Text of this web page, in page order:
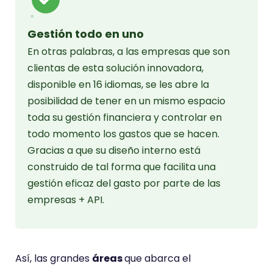
Gestión todo en uno
En otras palabras, a las empresas que son
clientas de esta solución innovadora,
disponible en 16 idiomas, se les abre la
posibilidad de tener en un mismo espacio
toda su gestión financiera y controlar en
todo momento los gastos que se hacen.
Gracias a que su diseño interno está
construido de tal forma que facilita una
gestión eficaz del gasto por parte de las
empresas + API.
Así, las grandes áreasque abarca el